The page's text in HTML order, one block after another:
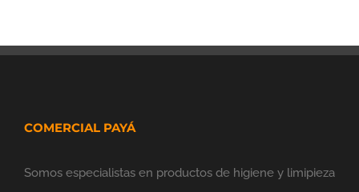
COMERCIAL PAYÁ
Somos especialistas en productos de higiene y limipieza